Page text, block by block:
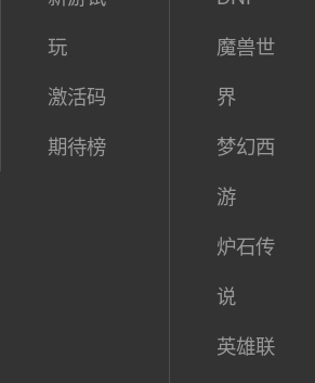
玩
激活码
期待榜
魔兽世
界
梦幻西
游
炉石传
说
英雄联